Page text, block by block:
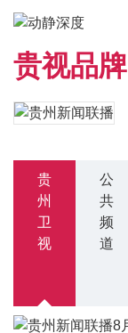
贵视品牌
贵
州
卫
视
公
共
频
道